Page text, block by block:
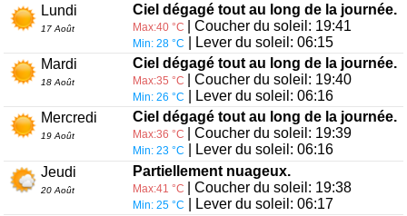
Lundi
17 Août
Ciel dégagé tout au long de la journée.
Max:40 °C | Coucher du soleil: 19:41
Min: 28 °C
| Lever du soleil: 06:15
Mardi
18 Août
Ciel dégagé tout au long de la journée.
Max:35 °C | Coucher du soleil: 19:40
Min: 26 °C
| Lever du soleil: 06:16
Mercredi
19 Août
Ciel dégagé tout au long de la journée.
Max:36 °C | Coucher du soleil: 19:39
Min: 23 °C
| Lever du soleil: 06:16
Jeudi
20 Août
Partiellement nuageux.
Max:41 °C | Coucher du soleil: 19:38
Min: 25 °C
| Lever du soleil: 06:17